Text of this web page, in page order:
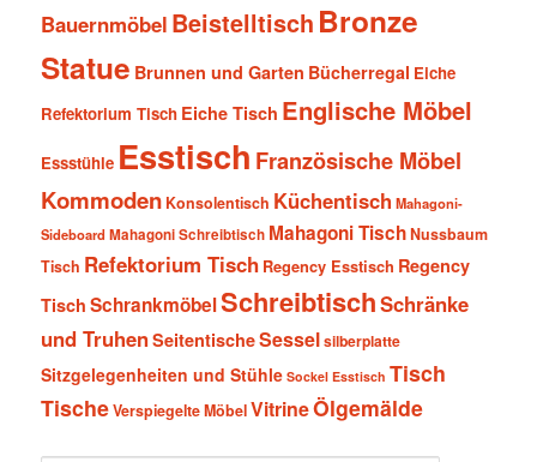
Bauernmöbel Beistelltisch Bronze
Statue Brunnen und Garten Bücherregal Eiche
Refektorium Tisch Eiche Tisch Englische Möbel
Essstühle Esstisch Französische Möbel
Kommoden Konsolentisch Küchentisch Mahagoni-
SideboardMahagoni Schreibtisch Mahagoni TischNussbaum
Tisch Refektorium Tisch Regency Esstisch Regency
Tisch SchrankmöbelSchreibtischSchränke
und TruhenSeitentischeSesselsilberplatte
Sitzgelegenheiten und Stühle Sockel Esstisch Tisch
TischeVerspiegelte MöbelVitrineÖlgemälde